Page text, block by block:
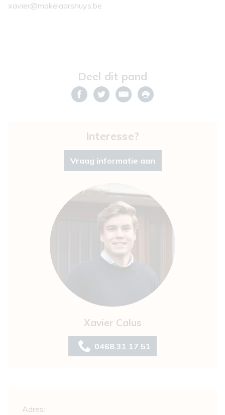
xavier@makelaarshuys.be
Deel dit pand
Interesse?
Vraag informatie aan
Xavier Calus
0468 31 17 51
Adres: